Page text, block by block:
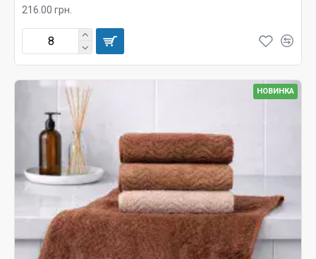
216.00 грн.
НОВИНКА